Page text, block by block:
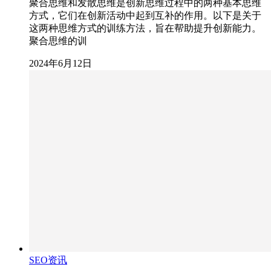
聚合思维和发散思维是创新思维过程中的两种基本思维
方式，它们在创新活动中起到互补的作用。以下是关于
这两种思维方式的训练方法，旨在帮助提升创新能力。
聚合思维的训
2024年6月12日
SEO资讯